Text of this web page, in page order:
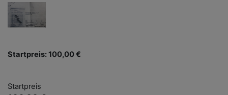
Startpreis: 100,00 €
Startpreis